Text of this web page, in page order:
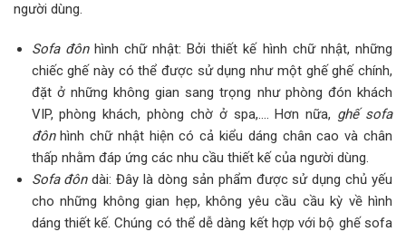
người dùng.
Sofa đônhình chữ nhật: Bởi thiết kế hình chữ nhật, những
chiếc ghế này có thể được sử dụng như một ghế ghế chính,
đặt ở những không gian sang trọng như phòng đón khách
VIP, phòng khách, phòng chờ ở spa,…. Hơn nữa, ghế sofa
đônhình chữ nhật hiện có cả kiểu dáng chân cao và chân
thấp nhằm đáp ứng các nhu cầu thiết kế của người dùng.
Sofa đôndài: Đây là dòng sản phẩm được sử dụng chủ yếu
cho những không gian hẹp, không yêu cầu cầu kỳ về hình
dáng thiết kế. Chúng có thể dễ dàng kết hợp với bộ ghế sofa